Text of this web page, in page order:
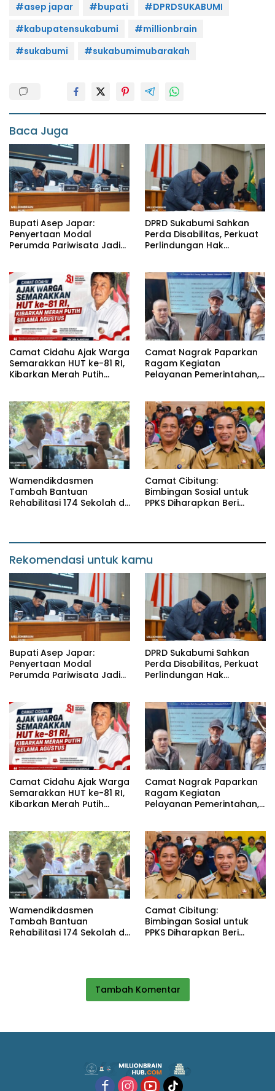
#asep japar #bupati
#DPRDSUKABUMI
#kabupatensukabumi
#millionbrain
#sukabumi
#sukabumimubarakah
Baca Juga
Bupati Asep Japar:
Penyertaan Modal
Perumda Pariwisata Jadi
DPRD Sukabumi Sahkan
Perda Disabilitas, Perkuat
Perlindungan Hak
Camat Cidahu Ajak Warga
Semarakkan HUT ke-81 RI,
Kibarkan Merah Putih
Camat Nagrak Paparkan
Ragam Kegiatan
Pelayanan Pemerintahan,
Wamendikdasmen
Tambah Bantuan
Rehabilitasi 174 Sekolah di
Camat Cibitung:
Bimbingan Sosial untuk
PPKS Diharapkan Beri
Rekomendasi untuk kamu
Bupati Asep Japar:
Penyertaan Modal
Perumda Pariwisata Jadi
DPRD Sukabumi Sahkan
Perda Disabilitas, Perkuat
Perlindungan Hak
Camat Cidahu Ajak Warga
Semarakkan HUT ke-81 RI,
Kibarkan Merah Putih
Camat Nagrak Paparkan
Ragam Kegiatan
Pelayanan Pemerintahan,
Wamendikdasmen
Tambah Bantuan
Rehabilitasi 174 Sekolah di
Camat Cibitung:
Bimbingan Sosial untuk
PPKS Diharapkan Beri
Tambah Komentar